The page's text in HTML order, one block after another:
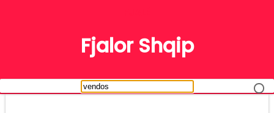
Fjalor Shqip